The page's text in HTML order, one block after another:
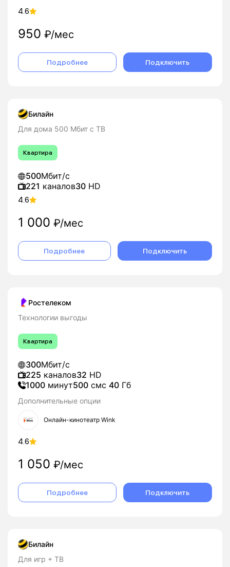
4.6
950 ₽/мес
Подробнее Подключить
Билайн
Для дома 500 Мбит с ТВ
Квартира
500Мбит/с
221 каналов30 HD
4.6
1 000 ₽/мес
Подробнее Подключить
Ростелеком
Технологии выгоды
Квартира
300Мбит/с
225 каналов32 HD
1000 минут500 смс 40 Гб
Дополнительные опции
Онлайн-кинотеатр Wink
4.6
1 050 ₽/мес
Подробнее Подключить
Билайн
Для игр + ТВ